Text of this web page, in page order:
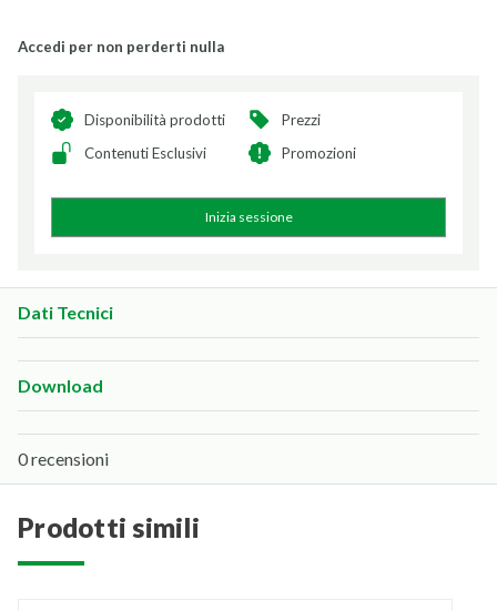
Accedi per non perderti nulla
Disponibilità prodotti
Prezzi
Contenuti Esclusivi
Promozioni
Inizia sessione
Dati Tecnici
Download
0 recensioni
prodotti simili